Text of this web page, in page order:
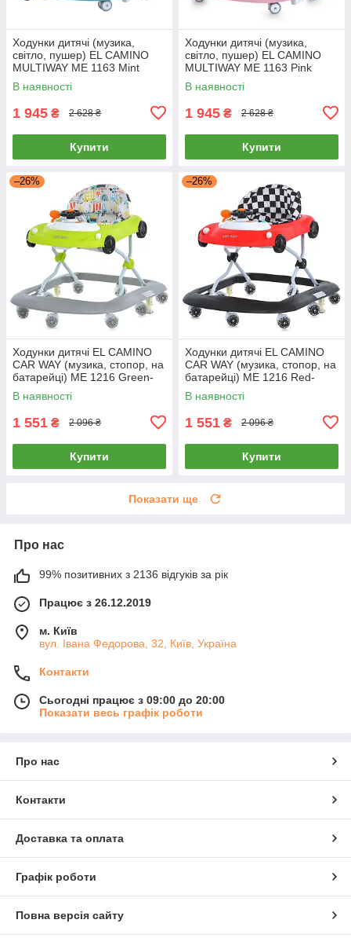
Ходунки дитячі (музика,
світло, пушер) EL CAMINO
MULTIWAY ME 1163 Mint
М'ятний
В наявності
1 945 ₴ 2 628 ₴
Купити
Ходунки дитячі (музика,
світло, пушер) EL CAMINO
MULTIWAY ME 1163 Pink
Рожеві
В наявності
1 945 ₴ 2 628 ₴
Купити
–26%
Ходунки дитячі EL CAMINO
CAR WAY (музика, стопор, на
батарейці) ME 1216 Green-
Gray Зелено-сірі
В наявності
1 551 ₴ 2 096 ₴
Купити
–26%
Ходунки дитячі EL CAMINO
CAR WAY (музика, стопор, на
батарейці) ME 1216 Red-
Black Червоно-чорні
В наявності
1 551 ₴ 2 096 ₴
Купити
Показати ще
Про нас
99% позитивних з 2136 відгуків за рік
Працює з 26.12.2019
м. Київ
вул. Івана Федорова, 32, Київ, Україна
Контакти
Сьогодні працює з 09:00 до 20:00
Показати весь графік роботи
Про нас
Контакти
Доставка та оплата
Графік роботи
Повна версія сайту